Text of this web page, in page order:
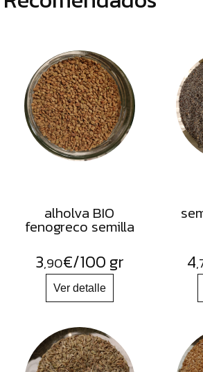
alholva BIO
fenogreco semilla
3,90€/100 gr 4